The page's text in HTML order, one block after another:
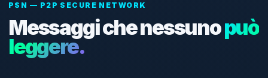
PSN — P2P SECURE NETWORK
Messaggi che nessunopuò
leggere.